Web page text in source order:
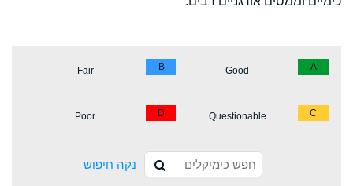
A
Good
B
Fair
C
Questionable
D
Poor
נקה חיפוש